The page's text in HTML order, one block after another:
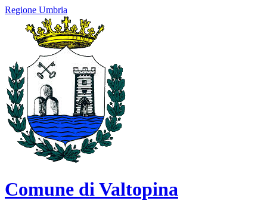
Regione Umbria
Comune di Valtopina